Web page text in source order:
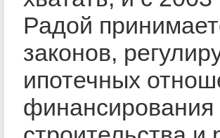
Радой
законов,
ипотечных